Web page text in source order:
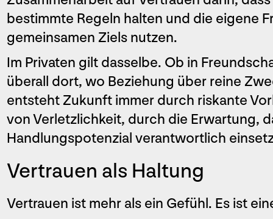
bestimmte Regeln halten und die eigene
gemeinsamen Ziels nutzen.
Im Privaten gilt dasselbe. Ob in
überall dort, wo Beziehung über reine
entsteht Zukunft immer durch riskante
von Verletzlichkeit, durch die Erwartung,
Handlungspotenzial verantwortlich
Vertrauen als Haltung
Vertrauen ist mehr als ein Gefühl. Es ist